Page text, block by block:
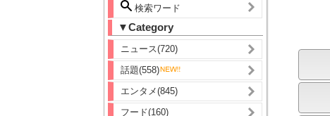
検索ワード
▼Category
ニュース(720)
話題(558)
エンタメ(845)
フード(160)